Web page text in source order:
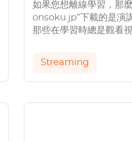
如果您想離線學習，那
onsoku.jp”下載的是演
那些在學習時總是觀看
下載演講語音和視頻。
Streaming